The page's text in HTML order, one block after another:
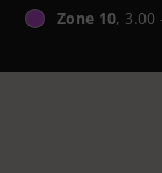
Zone 10